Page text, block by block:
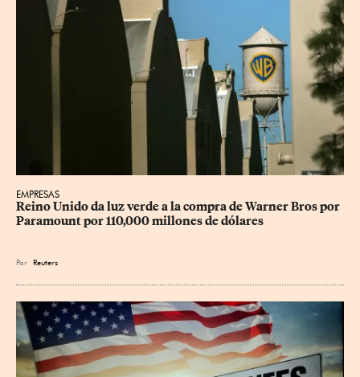
EMPRESAS
Reino Unido da luz verde a la compra de Warner Bros por
Paramount por 110,000 millones de dólares
Por Reuters